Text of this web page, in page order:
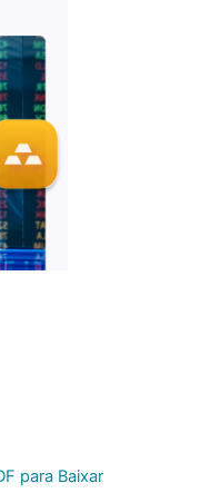
para Baixar